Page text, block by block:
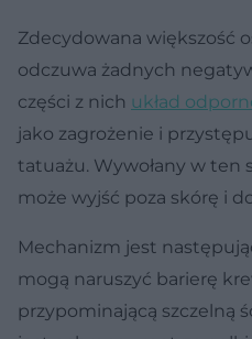
Zdecydowana większość
odczuwa żadnych
części z nich układ
jako zagrożenie i
tatuażu. Wywołany w ten
może wyjść poza skórę i
Mechanizm jest
mogą naruszyć barierę
przypominającą szczelną